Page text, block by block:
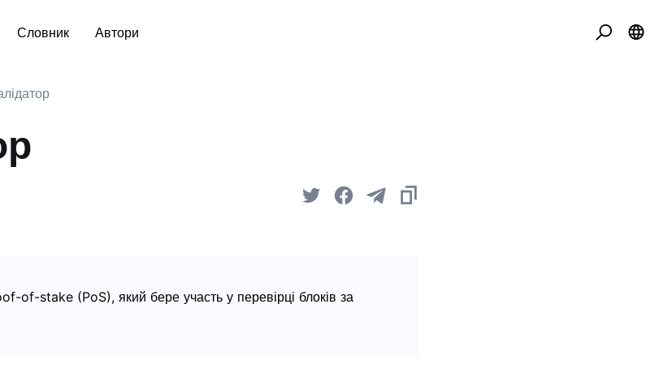
Словник Автори
of-stake (PoS), який бере участь у перевірці блоків за